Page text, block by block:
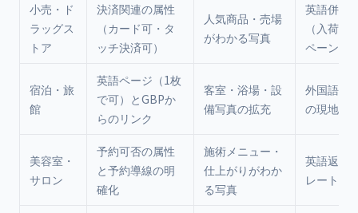
小売・ド
ラッグス
トア
決済関連の属性
（カード可・タ
ッチ決済可）
人気商品・売場
がわかる写真
英語併記
（入荷・
ペーン案
宿泊・旅
館
英語ページ（1枚
で可）とGBPか
らのリンク
客室・浴場・設
備写真の拡充
外国語口
の現地語
美容室・
サロン
予約可否の属性
と予約導線の明
確化
施術メニュー・
仕上がりがわか
る写真
英語返信
レートの